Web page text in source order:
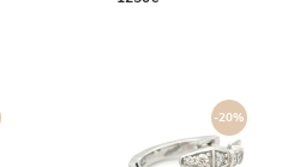
-20%